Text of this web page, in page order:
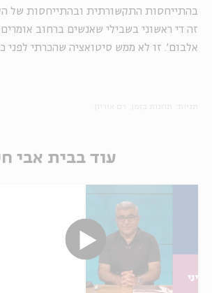
בהתייחסות התקשורתית ובהתייחסות של
זה די ראשוני בשבילי שאנשים ברחוב
אלבום'. זו לא ממש סיטואציה שהכרתי לפני
עוד בבית אבי